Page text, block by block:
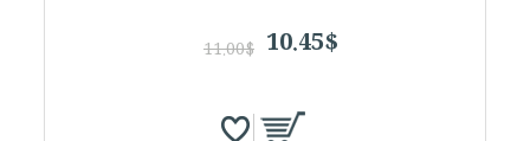
10.45$
11.00$